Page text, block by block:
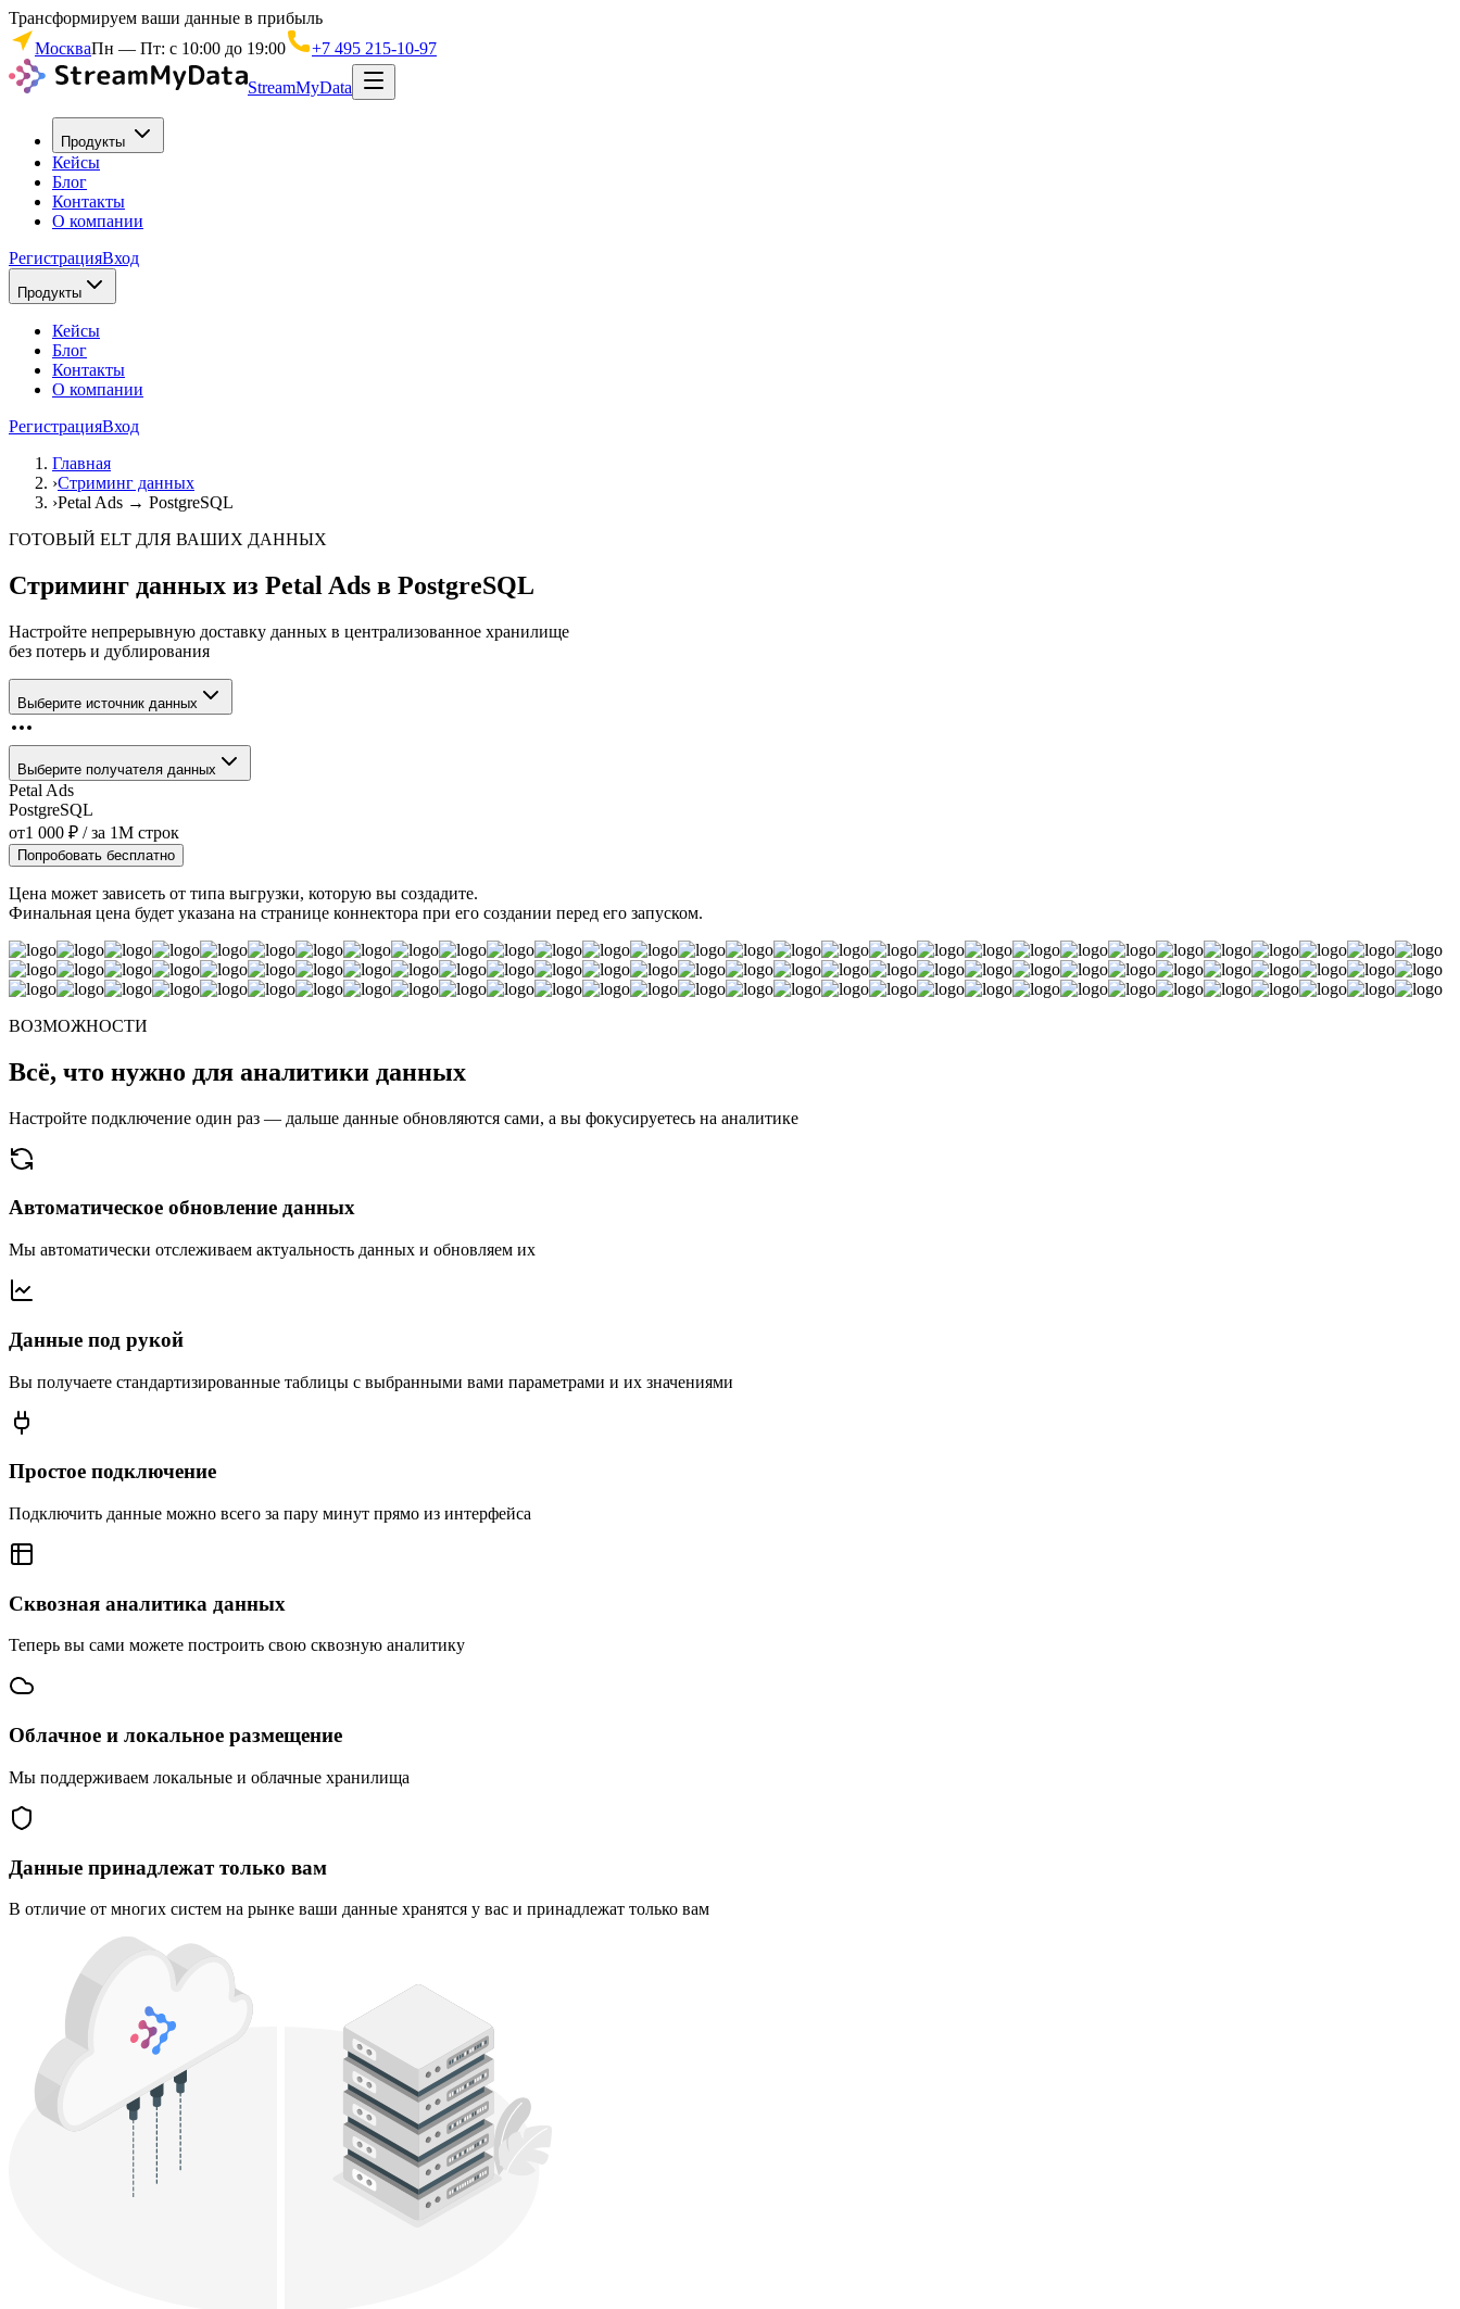
Трансформируем ваши данные в прибыль
МоскваПн — Пт: с 10:00 до 19:00 +7 495 215-10-97
StreamMyData
Продукты
Кейсы
Блог
Контакты
О компании
РегистрацияВход
Продукты
Кейсы
Блог
Контакты
О компании
РегистрацияВход
Главная
›Стриминг данных
›Petal Ads → PostgreSQL
ГОТОВЫЙ ELT ДЛЯ ВАШИХ ДАННЫХ
Стриминг данных из Petal Ads в PostgreSQL
Настройте непрерывную доставку данных в централизованное хранилище
без потерь и дублирования
Выберите источник данных
Выберите получателя данных
Petal Ads
PostgreSQL
от1 000 ₽ / за 1M строк
Попробовать бесплатно
Цена может зависеть от типа выгрузки, которую вы создадите.
Финальная цена будет указана на странице коннектора при его создании перед его запуском.
ВОЗМОЖНОСТИ
Всё, что нужно для аналитики данных
Настройте подключение один раз — дальше данные обновляются сами, а вы фокусируетесь на аналитике
Автоматическое обновление данных
Мы автоматически отслеживаем актуальность данных и обновляем их
Данные под рукой
Вы получаете стандартизированные таблицы с выбранными вами параметрами и их значениями
Простое подключение
Подключить данные можно всего за пару минут прямо из интерфейса
Сквозная аналитика данных
Теперь вы сами можете построить свою сквозную аналитику
Облачное и локальное размещение
Мы поддерживаем локальные и облачные хранилища
Данные принадлежат только вам
В отличие от многих систем на рынке ваши данные хранятся у вас и принадлежат только вам